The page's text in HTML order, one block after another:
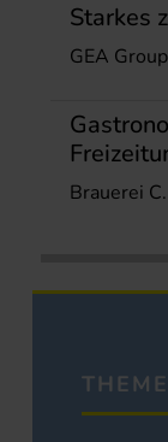
Starkes
GEA
Brauerei